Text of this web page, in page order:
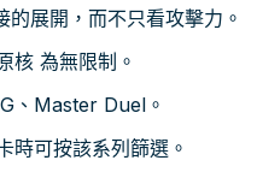
展開，而不只看攻擊力。
核 為無限制。
、Master Duel。
時可按該系列篩選。